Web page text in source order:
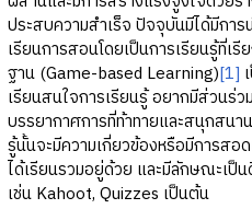
ประสบความสำเร็จ ปัจจุบันมีได้มีการ
เรียนการสอนโดยเป็นการเรียนรู้ที่เรี
ฐาน (Game-based Learning)[1]
เรียนสนใจการเรียนรู้ อยากมีส่วนร่ว
บรรยากาศการที่ท้าทายและสนุกสนา
รู้นั้นจะมีความเกี่ยวข้องหรือมีการสอ
ได้เรียนรวมอยู่ด้วย และมีลักษณะเป็
เช่น Kahoot, Quizzes เป็นต้น